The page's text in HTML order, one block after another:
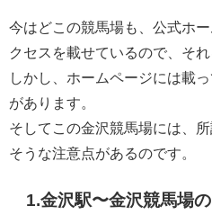
今はどこの競馬場も、公式ホ
クセスを載せているので、そ
しかし、ホームページには載
があります。
そしてこの金沢競馬場には、
そうな注意点があるのです。
1.金沢駅〜金沢競馬場